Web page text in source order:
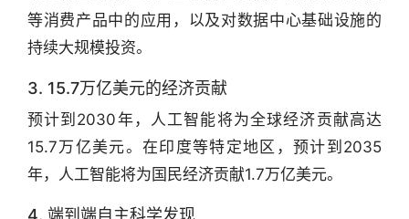
等消费产品中的应用，以及对数据中心基础设施的
持续大规模投资。
3. 15.7万亿美元的经济贡献
预计到2030年，人工智能将为全球经济贡献高达
15.7万亿美元。在印度等特定地区，预计到2035
年，人工智能将为国民经济贡献1.7万亿美元。
4. 端到端自主科学发现